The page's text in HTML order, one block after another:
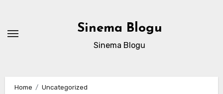
content
Sinema Blogu
Sinema Blogu
Home
Uncategorized